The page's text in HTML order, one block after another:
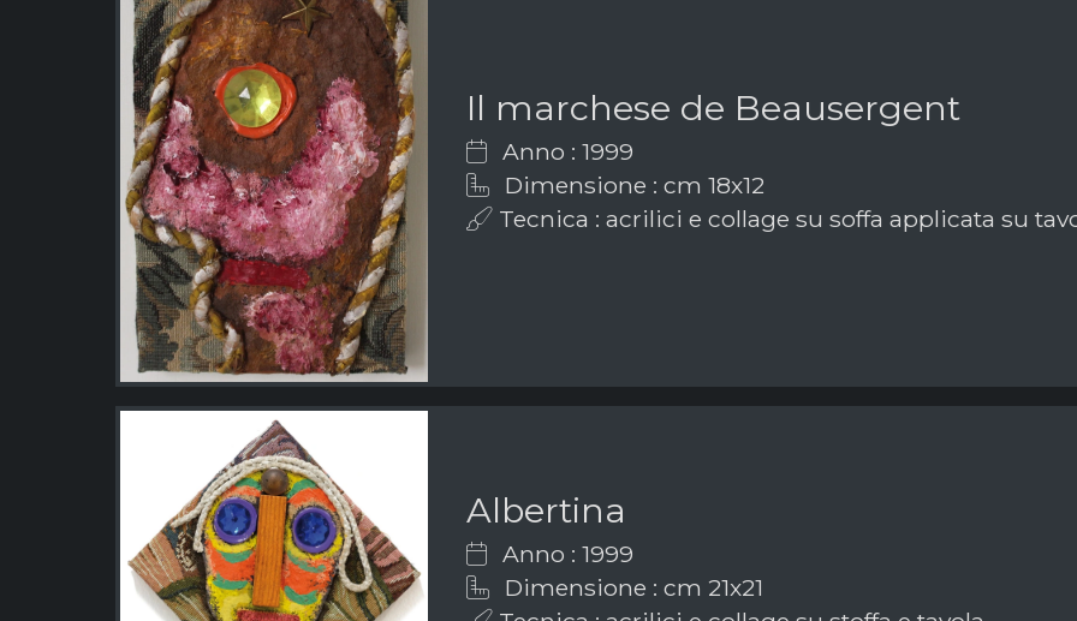
Il marchese de Beausergent
Anno : 1999
Dimensione : cm 18x12
Tecnica : acrilici e collage su soffa applicata su
Albertina
Anno : 1999
Dimensione : cm 21x21